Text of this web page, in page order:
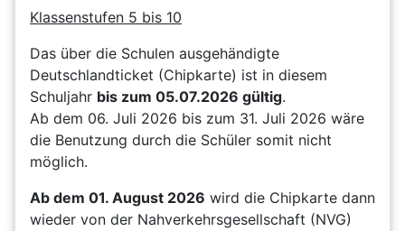
Klassenstufen 5 bis 10
Das über die Schulen ausgehändigte
Deutschlandticket (Chipkarte) ist in diesem
Schuljahr bis zum 05.07.2026 gültig.
Ab dem 06. Juli 2026 bis zum 31. Juli 2026 wäre
die Benutzung durch die Schüler somit nicht
möglich.
Ab dem 01. August 2026 wird die Chipkarte dann
wieder von der Nahverkehrsgesellschaft (NVG)